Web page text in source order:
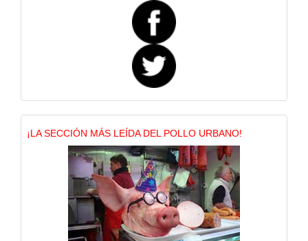
¡LA SECCIÓN MÁS LEÍDA DEL POLLO URBANO!